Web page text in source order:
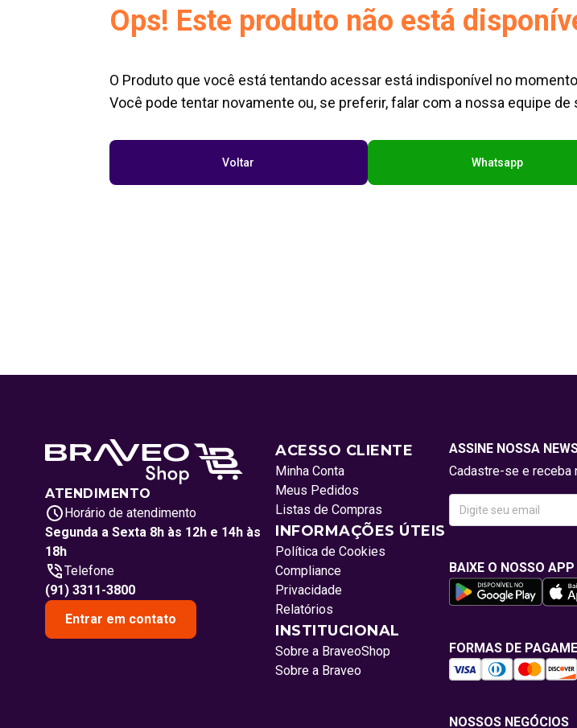
Ops! Este produto não está
O Produto que você está tentando acessar está indisponível no
Você pode tentar novamente ou, se preferir, falar com a nossa equipe de
Voltar Whatsapp
ATENDIMENTO
Horário de atendimento
Segunda a Sexta 8h às 12h e 14h às
18h
Telefone
(91) 3311-3800
Entrar em contato
ACESSO CLIENTE
Minha Conta
Meus Pedidos
Listas de Compras
INFORMAÇÕES ÚTEIS
Política de Cookies
Compliance
Privacidade
Relatórios
INSTITUCIONAL
Sobre a BraveoShop
Sobre a Braveo
ASSINE NOSSA
Cadastre-se e
BAIXE O NOSSO APP
FORMAS DE
NOSSOS NEGÓCIOS